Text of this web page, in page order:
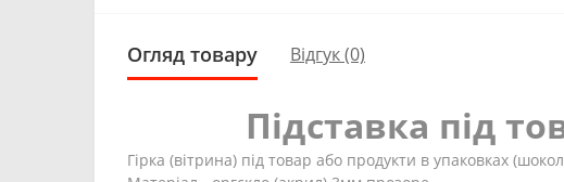
Огляд товару Відгук (0)
Підставка під
Гірка (вітрина) під товар або продукти в упаковках